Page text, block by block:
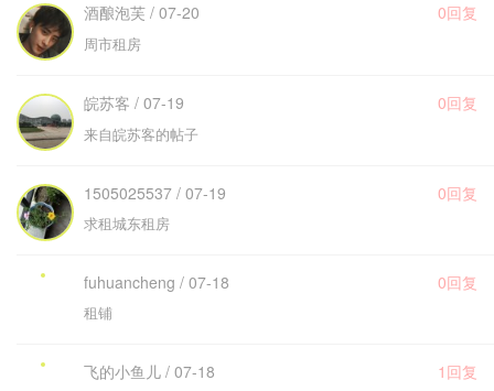
酒酿泡芙 / 07-20 0回复
周市租房
皖苏客 / 07-19 0回复
来自皖苏客的帖子
1505025537 / 07-19 0回复
求租城东租房
fuhuancheng / 07-18 0回复
租铺
飞的小鱼儿 / 07-18 1回复